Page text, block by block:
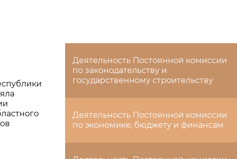
Деятельность Постоянной комиссии
по законодательству и
государственному строительству
Деятельность Постоянной комиссии
по экономике, бюджету и финансам